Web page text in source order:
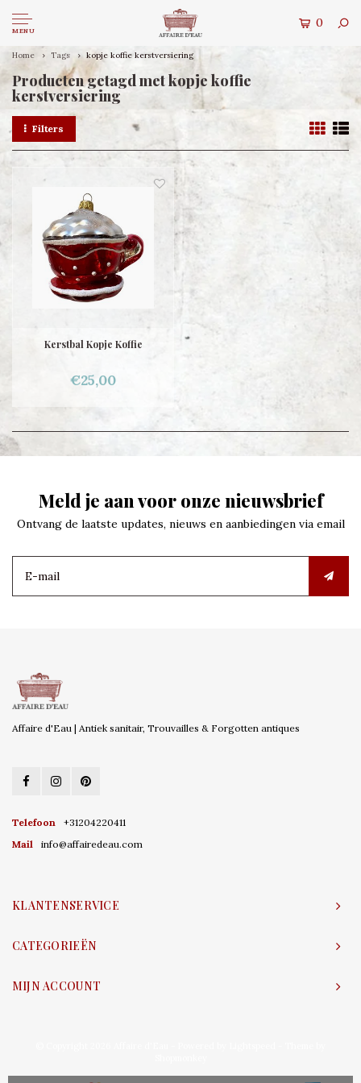
MENU
0
Home Tags kopje koffie kerstversiering
Producten getagd met kopje koffie
kerstversiering
Filters
Kerstbal Kopje Koffie
€25,00
Meld je aan voor onze nieuwsbrief
Ontvang de laatste updates, nieuws en aanbiedingen via email
Affaire d'Eau | Antiek sanitair, Trouvailles & Forgotten antiques
Telefoon
+31204220411
Mail
info@affairedeau.com
KLANTENSERVICE
CATEGORIEËN
MIJN ACCOUNT